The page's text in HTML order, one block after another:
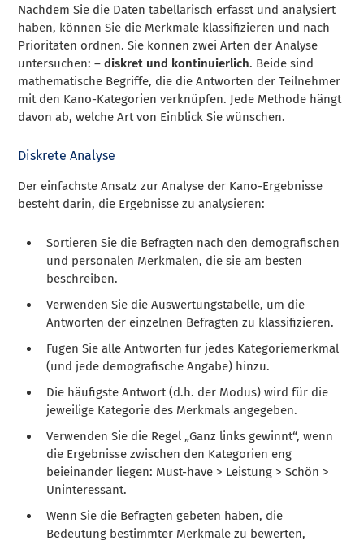
Nachdem Sie die Daten tabellarisch erfasst und analysiert
haben, können Sie die Merkmale klassifizieren und nach
Prioritäten ordnen. Sie können zwei Arten der Analyse
untersuchen: –diskret und kontinuierlich. Beide sind
mathematische Begriffe, die die Antworten der Teilnehmer
mit den Kano-Kategorien verknüpfen. Jede Methode hängt
davon ab, welche Art von Einblick Sie wünschen.
Diskrete Analyse
Der einfachste Ansatz zur Analyse der Kano-Ergebnisse
besteht darin, die Ergebnisse zu analysieren:
Sortieren Sie die Befragten nach den demografischen
und personalen Merkmalen, die sie am besten
beschreiben.
Verwenden Sie die Auswertungstabelle, um die
Antworten der einzelnen Befragten zu klassifizieren.
Fügen Sie alle Antworten für jedes Kategoriemerkmal
(und jede demografische Angabe) hinzu.
Die häufigste Antwort (d.h. der Modus) wird für die
jeweilige Kategorie des Merkmals angegeben.
Verwenden Sie die Regel „Ganz links gewinnt“, wenn
die Ergebnisse zwischen den Kategorien eng
beieinander liegen: Must-have > Leistung > Schön >
Uninteressant.
Wenn Sie die Befragten gebeten haben, die
Bedeutung bestimmter Merkmale zu bewerten,